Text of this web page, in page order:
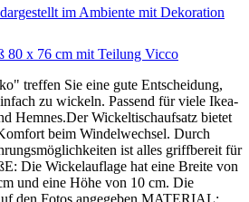
80 x 76 cm mit Teilung Vicco
treffen Sie eine gute Entscheidung,
zu wickeln. Passend für viele Ikea-
Hemnes.Der Wickeltischaufsatz bietet
beim Windelwechsel. Durch
ist alles griffbereit für
Die Wickelauflage hat eine Breite von
und eine Höhe von 10 cm. Die
den Fotos angegeben.MATERIAL: